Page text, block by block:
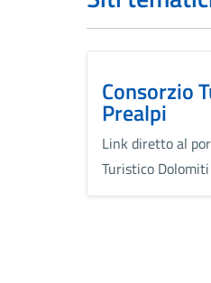
Consorzio
Prealpi
Link diretto al
Turistico